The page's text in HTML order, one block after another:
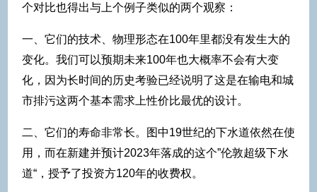
个对比也得出与上个例子类似的两个观察：
一、它们的技术、物理形态在100年里都没有发生大的
变化。我们可以预期未来100年也大概率不会有大变
化，因为长时间的历史考验已经说明了这是在输电和城
市排污这两个基本需求上性价比最优的设计。
二、它们的寿命非常长。图中19世纪的下水道依然在使
用，而在新建并预计2023年落成的这个”伦敦超级下水
道“，授予了投资方120年的收费权。